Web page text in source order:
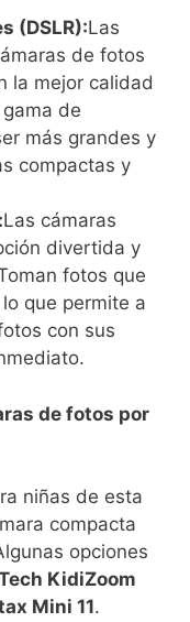
(DSLR):Las
de fotos
la mejor calidad
de
más grandes y
compactas y
Las cámaras
divertida y
fotos que
que permite a
con sus
de fotos por
niñas de esta
compacta
opciones
KidiZoom
Mini 11.